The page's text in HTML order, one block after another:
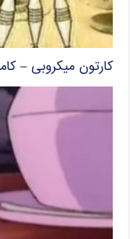
کارتون میکروبی –